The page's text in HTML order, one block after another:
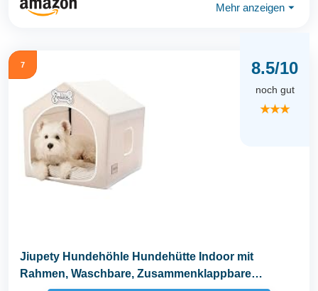
Mehr anzeigen ⏷
7 8.5/10
noch gut
★★★
Jiupety Hundehöhle Hundehütte Indoor mit
Rahmen, Waschbare, Zusammenklappbare